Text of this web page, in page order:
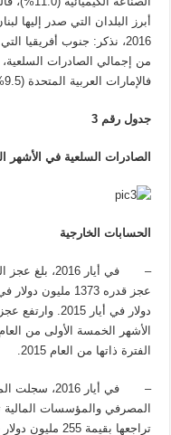
أبرز البلدان التي صدر إليها
فالإمارات العربية المتحدة (9.5%)، ثم سورية (6.4%)، فالعراق (6.1%).
جدول رقم 3
الصادرات السلعية في الأشهر
الحسابات الخارجية
الفترة ذاتها من العام 2015.
– في أيار